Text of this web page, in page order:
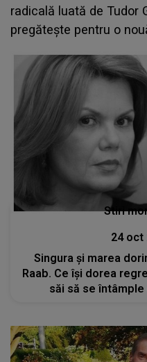
radicală luată de Tudor
pregătește pentru o
Stiri
24 oct
Singura şi marea
Raab. Ce își dorea
săi să se